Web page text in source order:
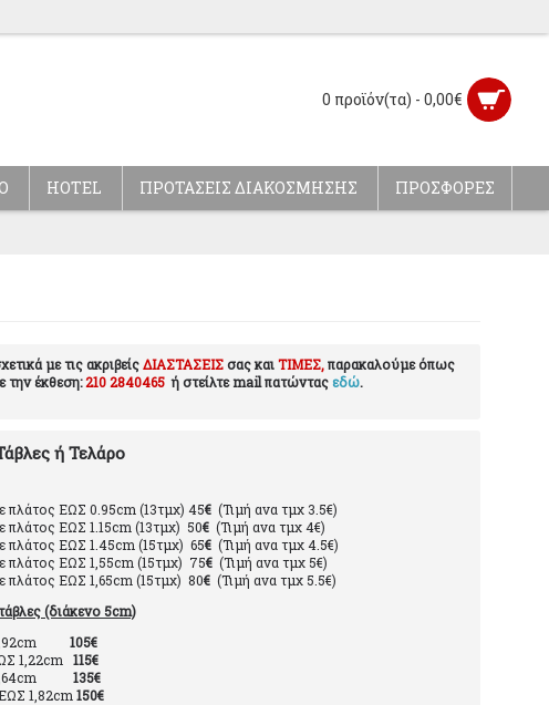
0 προϊόν(τα) - 0,00€
HOTEL ΠΡΟΤΑΣΕΙΣ ΔΙΑΚΟΣΜΗΣΗΣ ΠΡΟΣΦΟΡΕΣ
με τις ακριβείςΔΙΑΣΤΑΣΕΙΣσας καιΤΙΜΕΣ,παρακαλούμε όπως
την έκθεση:210 2840465 ή στείλτε mail πατώνταςεδώ.
ή Τελάρο
πλάτος ΕΩΣ 0.95cm (13τμχ) 45€ (Τιμή ανα τμχ 3.5€)
πλάτος ΕΩΣ 1.15cm (13τμχ) 50€ (Τιμή ανα τμχ 4€)
πλάτος ΕΩΣ 1.45cm (15τμχ) 65€ (Τιμή ανα τμχ 4.5€)
πλάτος ΕΩΣ 1,55cm (15τμχ) 75€ (Τιμή ανα τμχ 5€)
πλάτος ΕΩΣ 1,65cm (15τμχ) 80€ (Τιμή ανα τμχ 5.5€)
(διάκενο 5cm)
105€
1,22cm 115€
1,64cm 135€
1,82cm 150€